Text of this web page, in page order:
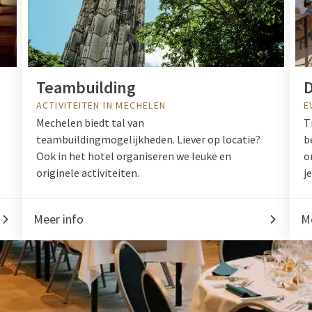
Teambuilding
ACTIVITEITEN IN MECHELEN
Mechelen biedt tal van
teambuildingmogelijkheden. Liever op locatie?
Ook in het hotel organiseren we leuke en
originele activiteiten.
Meer info